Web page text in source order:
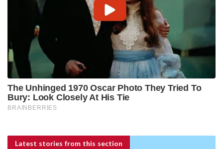
Latest stories from this section